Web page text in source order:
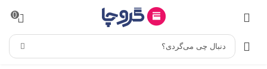
0
دنبال چی می‌گردی؟